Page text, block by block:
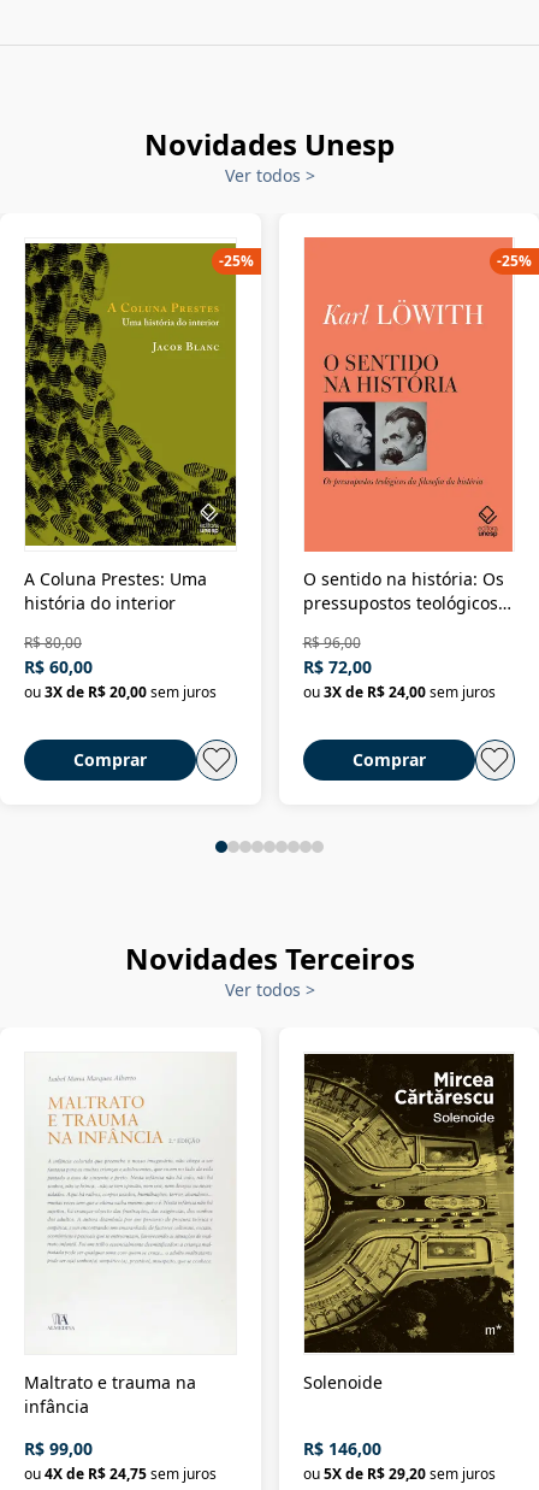
Novidades Unesp
Ver todos >
A Coluna Prestes: Uma
história do interior
R$ 80,00
R$ 60,00
ou3X de R$ 20,00sem juros
Comprar
-25%
O sentido na história: Os
pressupostos teológicos
R$ 96,00
R$ 72,00
ou 3X de R$ 24,00 sem juros
Comprar
-25%
Novidades Terceiros
Ver todos >
Maltrato e trauma na
infância
R$ 99,00
ou4X de R$ 24,75sem juros
Solenoide
R$ 146,00
ou 5X de R$ 29,20 sem juros